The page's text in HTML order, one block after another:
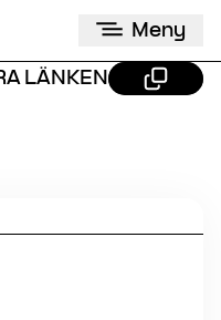
Meny
LÄNKEN